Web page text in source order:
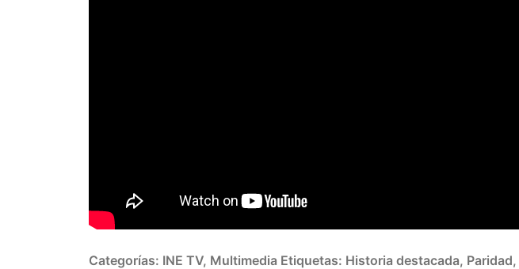
Categorías: INE TV, Multimedia Etiquetas: Historia destacada, Paridad,